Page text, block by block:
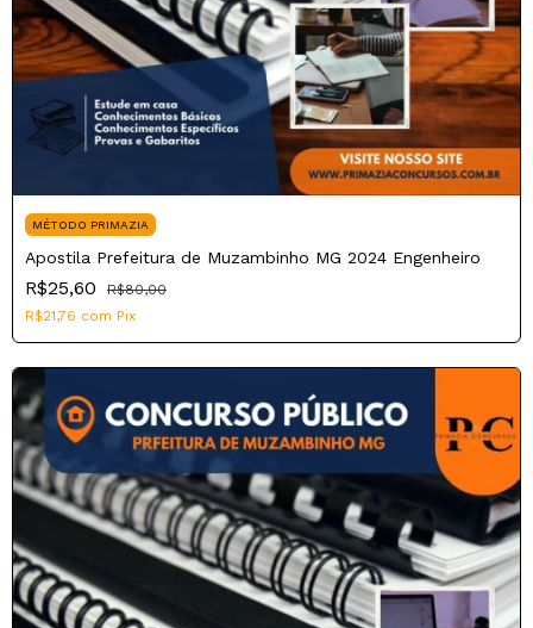
MÉTODO PRIMAZIA
Apostila Prefeitura de Muzambinho MG 2024 Engenheiro
R$25,60
R$80,00
R$21,76 com Pix